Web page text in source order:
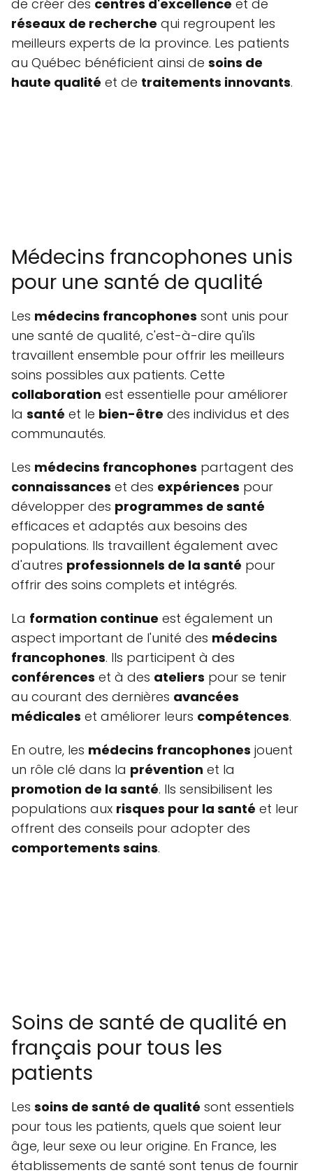
de créer des centres d'excellence et de
réseaux de recherche qui regroupent les
meilleurs experts de la province. Les patients
au Québec bénéficient ainsi de soins de
haute qualité et de traitements innovants.
Médecins francophones unis
pour une santé de qualité
Les médecins francophones sont unis pour
une santé de qualité, c'est-à-dire qu'ils
travaillent ensemble pour offrir les meilleurs
soins possibles aux patients. Cette
collaboration est essentielle pour améliorer
la santé et le bien-être des individus et des
communautés.
Les médecins francophones partagent des
connaissances et des expériences pour
développer des programmes de santé
efficaces et adaptés aux besoins des
populations. Ils travaillent également avec
d'autres professionnels de la santé pour
offrir des soins complets et intégrés.
La formation continue est également un
aspect important de l'unité des médecins
francophones. Ils participent à des
conférences et à des ateliers pour se tenir
au courant des dernières avancées
médicales et améliorer leurs compétences.
En outre, les médecins francophones jouent
un rôle clé dans la prévention et la
promotion de la santé. Ils sensibilisent les
populations aux risques pour la santé et leur
offrent des conseils pour adopter des
comportements sains.
Soins de santé de qualité en
français pour tous les
patients
Les soins de santé de qualité sont essentiels
pour tous les patients, quels que soient leur
âge, leur sexe ou leur origine. En France, les
établissements de santé sont tenus de fournir